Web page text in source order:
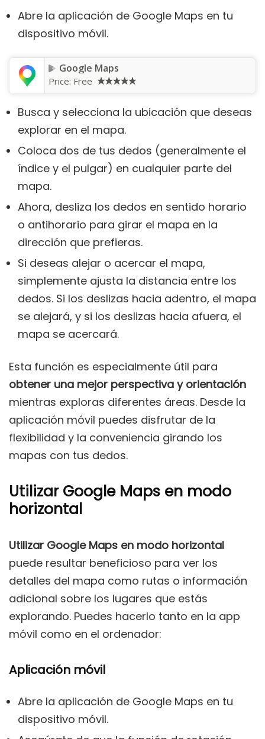
Abre la aplicación de Google Maps en tu
dispositivo móvil.
Google Maps
Price: Free
Busca y selecciona la ubicación que deseas
explorar en el mapa.
Coloca dos de tus dedos (generalmente el
índice y el pulgar) en cualquier parte del
mapa.
Ahora, desliza los dedos en sentido horario
o antihorario para girar el mapa en la
dirección que prefieras.
Si deseas alejar o acercar el mapa,
simplemente ajusta la distancia entre los
dedos. Si los deslizas hacia adentro, el mapa
se alejará, y si los deslizas hacia afuera, el
mapa se acercará.
Esta función es especialmente útil para
obtener una mejor perspectiva y orientación
mientras exploras diferentes áreas. Desde la
aplicación móvil puedes disfrutar de la
flexibilidad y la conveniencia girando los
mapas con tus dedos.
Utilizar Google Maps en modo
horizontal
Utilizar Google Maps en modo horizontal
puede resultar beneficioso para ver los
detalles del mapa como rutas o información
adicional sobre los lugares que estás
explorando. Puedes hacerlo tanto en la app
móvil como en el ordenador:
Aplicación móvil
Abre la aplicación de Google Maps en tu
dispositivo móvil.